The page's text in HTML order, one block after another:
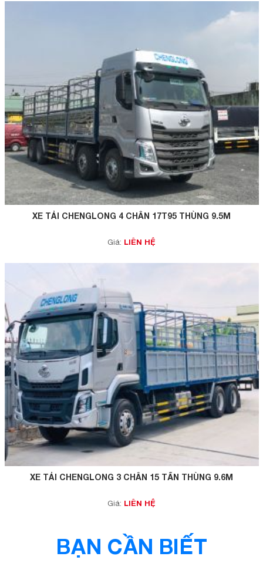
XE TẢI CHENGLONG 4 CHÂN 17T95 THÙNG 9.5M
Giá: LIÊN HỆ
XE TẢI CHENGLONG 3 CHÂN 15 TẤN THÙNG 9.6M
Giá: LIÊN HỆ
BẠN CẦN BIẾT